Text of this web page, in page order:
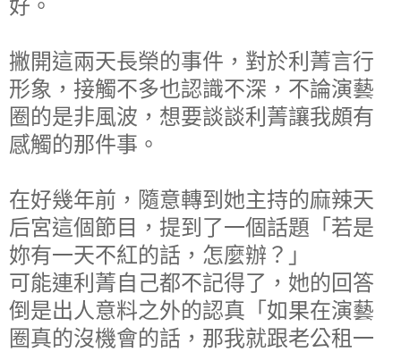
好。
撇開這兩天長榮的事件， 對於利菁言行
形象，接觸不多也認識不深，不論演藝
圈的是非風波，想要談談利菁讓我頗有
感觸的那件事。
在好幾年前，隨意轉到她主持的麻辣天
后宮這個節目，提到了一個話題「若是
妳有一天不紅的話，怎麼辦？」
可能連利菁自己都不記得了，她的回答
倒是出人意料之外的認真「如果在演藝
圈真的沒機會的話，那我就跟老公租一